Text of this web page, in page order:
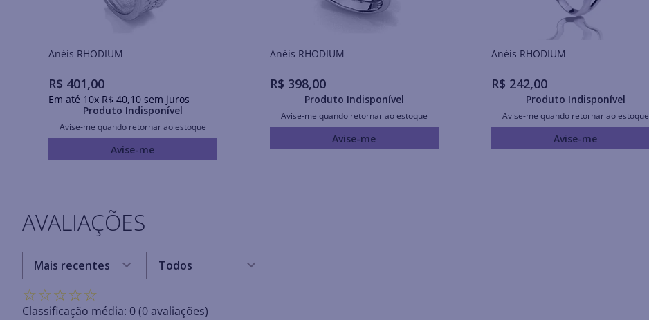
Anéis RHODIUM
R$ 401,00
Em até 10x R$ 40,10sem juros
Produto Indisponível
Avise-me quando retornar ao estoque
Avise-me
Anéis RHODIUM
R$ 398,00
Produto Indisponível
Avise-me quando retornar ao estoque
Avise-me
Anéis RHODIUM
R$ 242,00
Produto Indisponível
Avise-me quando retornar ao estoque
Avise-me
AVALIAÇÕES
☆☆☆☆☆
Classificação média: 0(0 avaliações)
Mais recentes Todos